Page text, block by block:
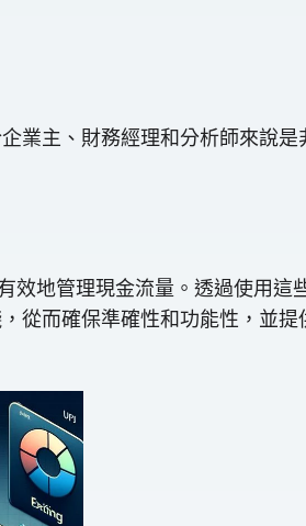
業主、財務經理和分析師來說是
效地管理現金流量。透過使用這
從而確保準確性和功能性，並提